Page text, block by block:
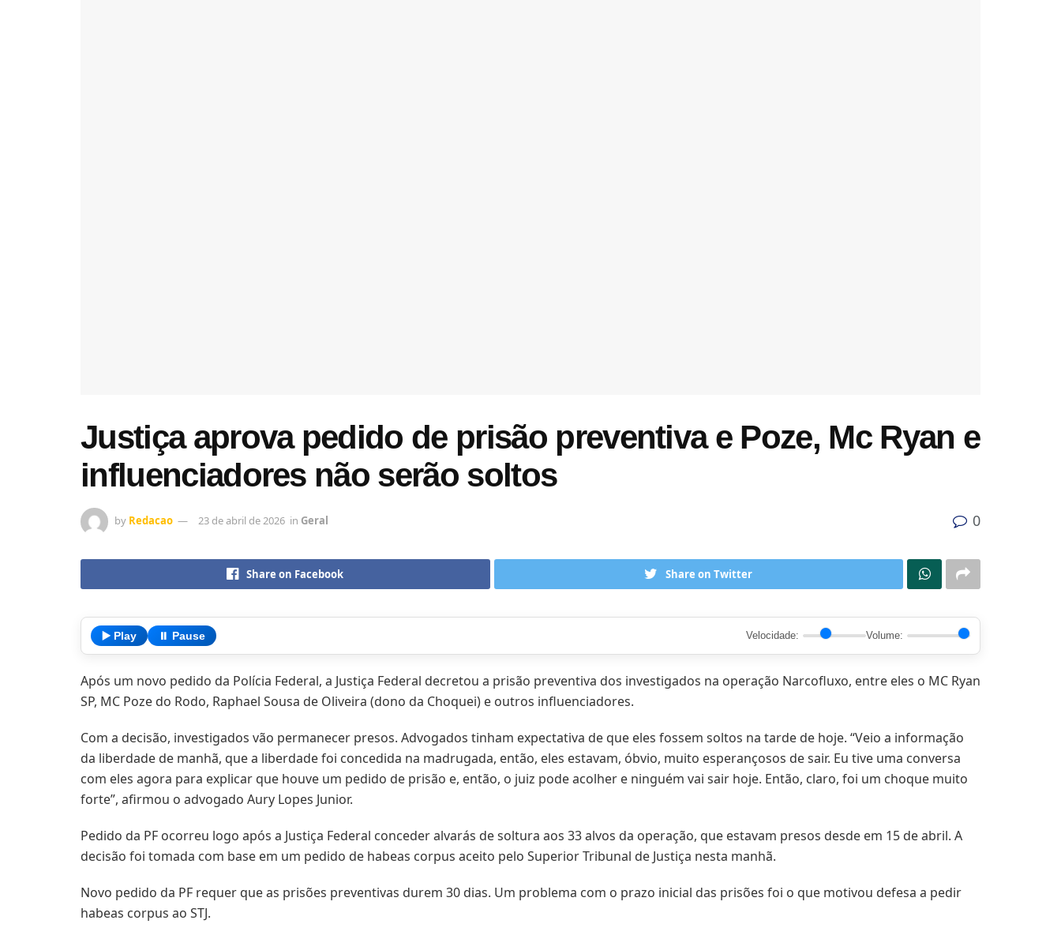
Justiça aprova pedido de prisão preventiva e Poze, Mc Ryan e
influenciadores não serão soltos
by Redacao 23 de abril de 2026 in Geral 0
Share on Facebook Share on Twitter
▶️ Play ⏸️ Pause Velocidade: Volume:
Após um novo pedido da Polícia Federal, a Justiça Federal decretou a prisão preventiva dos investigados na operação Narcofluxo, entre eles o MC Ryan
SP, MC Poze do Rodo, Raphael Sousa de Oliveira (dono da Choquei) e outros influenciadores.
Com a decisão, investigados vão permanecer presos. Advogados tinham expectativa de que eles fossem soltos na tarde de hoje. “Veio a informação
da liberdade de manhã, que a liberdade foi concedida na madrugada, então, eles estavam, óbvio, muito esperançosos de sair. Eu tive uma conversa
com eles agora para explicar que houve um pedido de prisão e, então, o juiz pode acolher e ninguém vai sair hoje. Então, claro, foi um choque muito
forte”, afirmou o advogado Aury Lopes Junior.
Pedido da PF ocorreu logo após a Justiça Federal conceder alvarás de soltura aos 33 alvos da operação, que estavam presos desde em 15 de abril. A
decisão foi tomada com base em um pedido de habeas corpus aceito pelo Superior Tribunal de Justiça nesta manhã.
Novo pedido da PF requer que as prisões preventivas durem 30 dias. Um problema com o prazo inicial das prisões foi o que motivou defesa a pedir
habeas corpus ao STJ.